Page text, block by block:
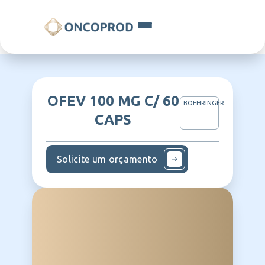
OFEV 100 MG C/ 60
CAPS
BOEHRINGER
Solicite um orçamento